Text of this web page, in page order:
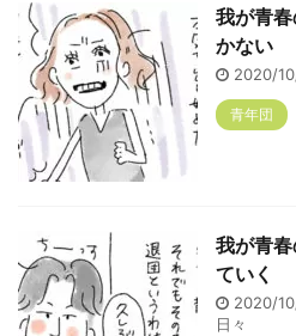
我が青
かない
2020/
青年団
我が青
ていく
2020/
日々